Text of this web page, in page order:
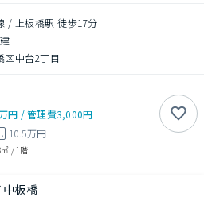
/ 上板橋駅 徒歩17分
区中台2丁目
円 /管理費3,000円
10.5万円
/ 1階
中板橋